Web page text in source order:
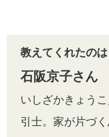
教えてくれたのは
石阪京子さん
いしざかきょう
引士。家が片づ